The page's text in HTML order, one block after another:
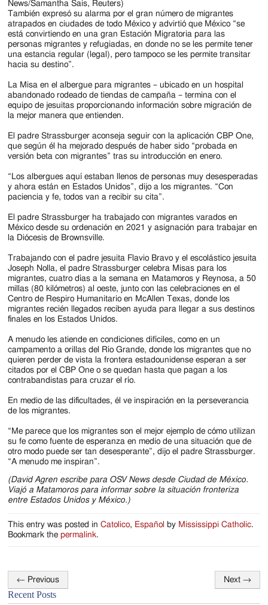
News/Samantha Sais, Reuters)
También expresó su alarma por el gran número de migrantes
atrapados en ciudades de todo México y advirtió que México “se
está convirtiendo en una gran Estación Migratoria para las
personas migrantes y refugiadas, en donde no se les permite tener
una estancia regular (legal), pero tampoco se les permite transitar
hacia su destino”.
La Misa en el albergue para migrantes – ubicado en un hospital
abandonado rodeado de tiendas de campaña – termina con el
equipo de jesuitas proporcionando información sobre migración de
la mejor manera que entienden.
El padre Strassburger aconseja seguir con la aplicación CBP One,
que según él ha mejorado después de haber sido “probada en
versión beta con migrantes” tras su introducción en enero.
“Los albergues aquí estaban llenos de personas muy desesperadas
y ahora están en Estados Unidos”, dijo a los migrantes. “Con
paciencia y fe, todos van a recibir su cita”.
El padre Strassburger ha trabajado con migrantes varados en
México desde su ordenación en 2021 y asignación para trabajar en
la Diócesis de Brownsville.
Trabajando con el padre jesuita Flavio Bravo y el escolástico jesuita
Joseph Nolla, el padre Strassburger celebra Misas para los
migrantes, cuatro días a la semana en Matamoros y Reynosa, a 50
millas (80 kilómetros) al oeste, junto con las celebraciones en el
Centro de Respiro Humanitario en McAllen Texas, donde los
migrantes recién llegados reciben ayuda para llegar a sus destinos
finales en los Estados Unidos.
A menudo les atiende en condiciones difíciles, como en un
campamento a orillas del Río Grande, donde los migrantes que no
quieren perder de vista la frontera estadounidense esperan a ser
citados por el CBP One o se quedan hasta que pagan a los
contrabandistas para cruzar el río.
En medio de las dificultades, él ve inspiración en la perseverancia
de los migrantes.
“Me parece que los migrantes son el mejor ejemplo de cómo utilizan
su fe como fuente de esperanza en medio de una situación que de
otro modo puede ser tan desesperante”, dijo el padre Strassburger.
“A menudo me inspiran”.
(David Agren escribe para OSV News desde Ciudad de México.
Viajó a Matamoros para informar sobre la situación fronteriza
entre Estados Unidos y México.)
This entry was posted inCatolico, Español by Mississippi Catholic.
Bookmark thepermalink.
Post
navigation
← Previous Next →
Recent Posts